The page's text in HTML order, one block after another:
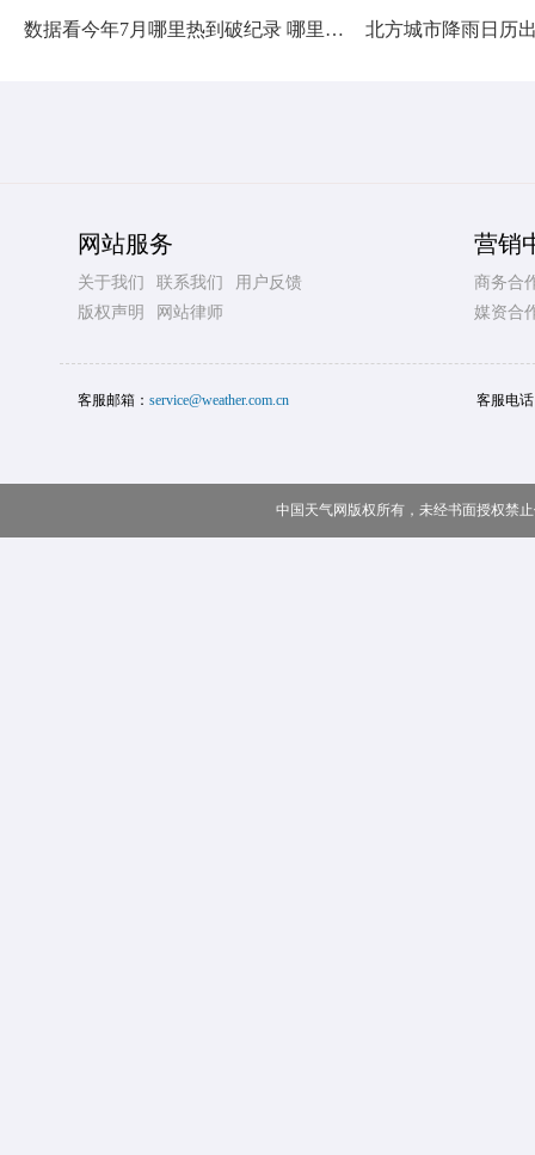
数据看今年7月哪里热到破纪录 哪里暑热连轴转
网站服务
关于我们 联系我们
用户反馈
版权声明
网站律师
营销
商务合
媒资合
客服邮箱： service@weather.com.cn 客服电
中国天气网版权所有，未经书面授权